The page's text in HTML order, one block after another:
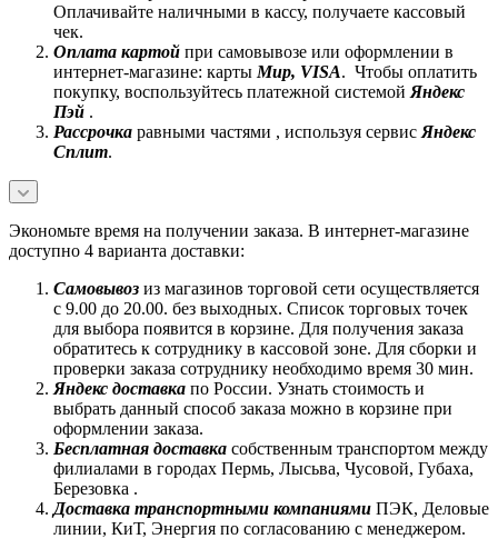
Оплачивайте наличными в кассу, получаете кассовый
чек.
Оплата картой при самовывозе или оформлении в
интернет-магазине: карты Mир, VISA. Чтобы оплатить
покупку, воспользуйтесь платежной системой Яндекс
Пэй .
Рассрочка равными частями , используя сервис Яндекс
Сплит.
Экономьте время на получении заказа. В интернет-магазине
доступно 4 варианта доставки:
Самовывоз из магазинов торговой сети осуществляется
с 9.00 до 20.00. без выходных. Список торговых точек
для выбора появится в корзине. Для получения заказа
обратитесь к сотруднику в кассовой зоне. Для сборки и
проверки заказа сотруднику необходимо время 30 мин.
Яндекс доставка по России. Узнать стоимость и
выбрать данный способ заказа можно в корзине при
оформлении заказа.
Бесплатная доставка собственным транспортом между
филиалами в городах Пермь, Лысьва, Чусовой, Губаха,
Березовка .
Доставка транспортными компаниями ПЭК, Деловые
линии, КиТ, Энергия по согласованию с менеджером.